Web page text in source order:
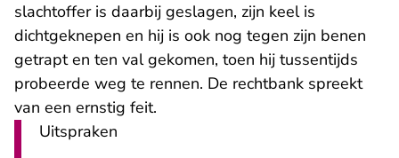
slachtoffer is daarbij geslagen, zijn keel is
dichtgeknepen en hij is ook nog tegen zijn benen
getrapt en ten val gekomen, toen hij tussentijds
probeerde weg te rennen. De rechtbank spreekt
van een ernstig feit.
Uitspraken